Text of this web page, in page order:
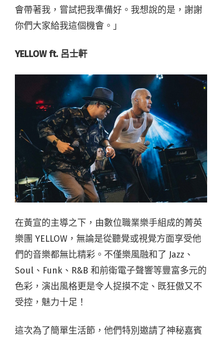
會帶著我，嘗試把我準備好。我想說的是，謝謝
你們大家給我這個機會。」
YELLOW ft. 呂士軒
在黃宣的主導之下，由數位職業樂手組成的菁英
樂團 YELLOW，無論是從聽覺或視覺方面享受他
們的音樂都無比精彩。不僅樂風融和了 Jazz、
Soul、Funk、R&B 和前衛電子聲響等豐富多元的
色彩，演出風格更是令人捉摸不定、既狂傲又不
受控，魅力十足！
這次為了簡單生活節，他們特別邀請了神秘嘉賓